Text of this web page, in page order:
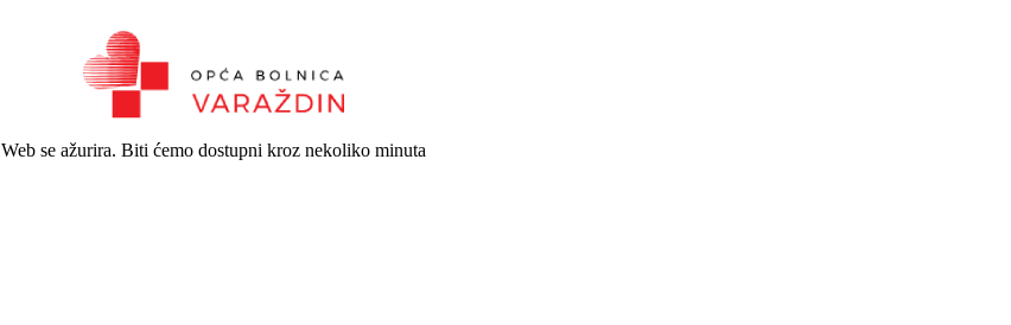
Web se ažurira. Biti ćemo dostupni kroz nekoliko minuta